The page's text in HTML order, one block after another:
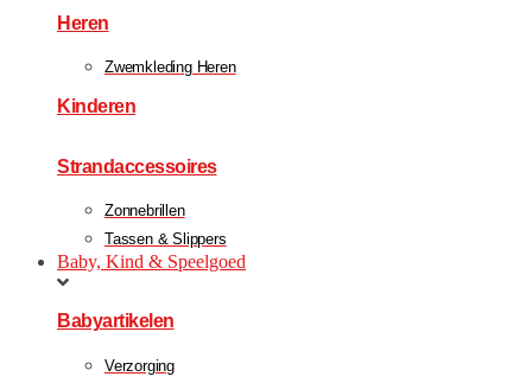
Heren
Zwemkleding Heren
Kinderen
Strandaccessoires
Zonnebrillen
Tassen & Slippers
Baby, Kind & Speelgoed
Babyartikelen
Verzorging